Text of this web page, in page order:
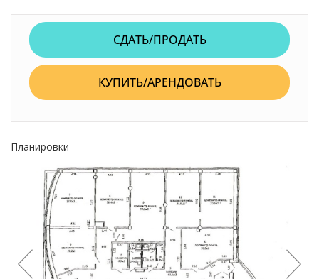
СДАТЬ/ПРОДАТЬ
КУПИТЬ/АРЕНДОВАТЬ
Планировки